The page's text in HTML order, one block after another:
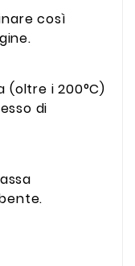
così
(oltre i 200°C)
di